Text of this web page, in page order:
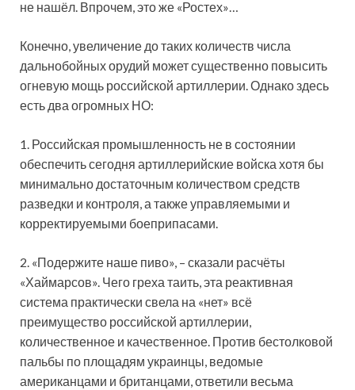
не нашёл. Впрочем, это же «Ростех»…
Конечно, увеличение до таких количеств числа
дальнобойных орудий может существенно повысить
огневую мощь российской артиллерии. Однако здесь
есть два огромных НО:
1. Российская промышленность не в состоянии
обеспечить сегодня артиллерийские войска хотя бы
минимально достаточным количеством средств
разведки и контроля, а также управляемыми и
корректируемыми боеприпасами.
2. «Подержите наше пиво», – сказали расчёты
«Хаймарсов». Чего греха таить, эта реактивная
система практически свела на «нет» всё
преимущество российской артиллерии,
количественное и качественное. Против бестолковой
пальбы по площадям украинцы, ведомые
американцами и британцами, ответили весьма